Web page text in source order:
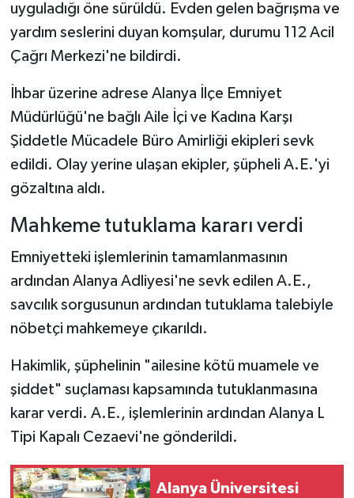
uyguladığı öne sürüldü. Evden gelen bağrışma ve
yardım seslerini duyan komşular, durumu 112 Acil
Çağrı Merkezi'ne bildirdi.
İhbar üzerine adrese Alanya İlçe Emniyet
Müdürlüğü'ne bağlı Aile İçi ve Kadına Karşı
Şiddetle Mücadele Büro Amirliği ekipleri sevk
edildi. Olay yerine ulaşan ekipler, şüpheli A.E.'yi
gözaltına aldı.
Mahkeme tutuklama kararı verdi
Emniyetteki işlemlerinin tamamlanmasının
ardından Alanya Adliyesi'ne sevk edilen A.E.,
savcılık sorgusunun ardından tutuklama talebiyle
nöbetçi mahkemeye çıkarıldı.
Hakimlik, şüphelinin "ailesine kötü muamele ve
şiddet" suçlaması kapsamında tutuklanmasına
karar verdi. A.E., işlemlerinin ardından Alanya L
Tipi Kapalı Cezaevi'ne gönderildi.
Alanya Üniversitesi